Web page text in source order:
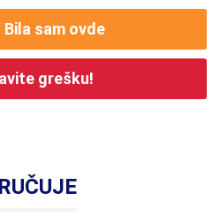
Bila sam ovde
grešku!